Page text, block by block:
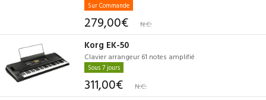
Sur Commande
279,00€ N.C.
Korg EK-50
Clavier arrangeur 61 notes amplifié
Sous 7 jours
311,00€ N.C.